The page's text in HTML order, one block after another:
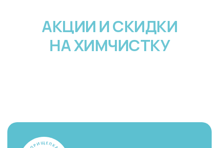
АКЦИИ И СКИДКИ
НА ХИМЧИСТКУ